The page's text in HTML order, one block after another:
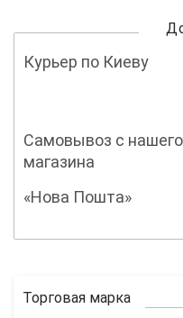
Курьер по Киеву
Самовывоз с нашего
магазина
«Нова Пошта»
Торговая марка